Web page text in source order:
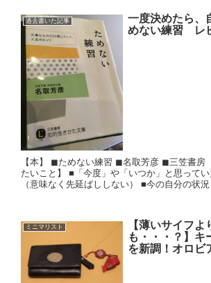
過去書いた記事
一度決めたら、
めない練習 レ
【本】 ◼︎ためない練習 ◼︎名取芳彦 ◼︎三笠書房
たいこと】 ■「今度」や「いつか」と思って
（意味なく先延ばししない） ■今の自分の状
ミニマリスト
【薄いサイフよ
も・・・？】キ
を新調！オロビ